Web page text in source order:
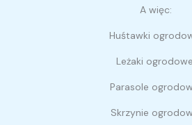
A więc:
Huśtawki
Leżaki ogrodowe
Parasole
Skrzynie